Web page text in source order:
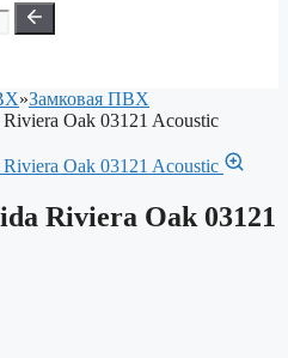
»Замковая ПВХ
Oak 03121 Acoustic
Riviera Oak 03121